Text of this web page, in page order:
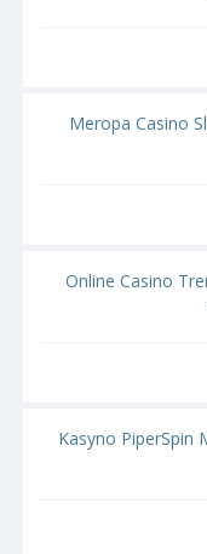
Meropa Casino
Online Casino
Kasyno PiperSpin